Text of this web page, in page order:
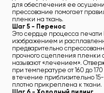
для обеспечения ее
прессование помогает
пленки на ткань.
Шаг 5 - Перенос
Это сердце процесса печати
изображением и
предварительно
прочного сцепления пленки
называют «лечением».
при температуре от 160 до
в течение приблизительно
плотно прикреплена к ткани.